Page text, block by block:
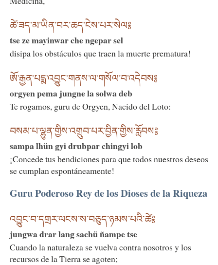
ཚེ་ཟད་མ་ཡིན་བར་ཆད་ངེས་པར་སེལ༔
tse ze mayinwar che ngepar sel
disipa los obstáculos que traen la muerte prematura!
ཨོ་རྒྱན་པདྨ་འབྱུང་གནས་ལ་གསོལ་བ་འདེབས༔
orgyen pema jungne la solwa deb
Te rogamos, guru de Orgyen, Nacido del Loto:
བསམ་པ་ལྷུན་གྱིས་འགྲུབ་པར་བྱིན་གྱིས་རློབས༔
sampa lhün gyi drubpar chingyi lob
¡Concede tus bendiciones para que todos nuestros deseos
se cumplan espontáneamente!
Guru Poderoso Rey de los Dioses de la Riqueza
འབྱུང་བ་དགྲར་ལངས་ས་བཅུད་ཉམས་པའི་ཚེ༔
jungwa drar lang sachü ñampe tse
Cuando la naturaleza se vuelva contra nosotros y los
recursos de la Tierra se agoten;